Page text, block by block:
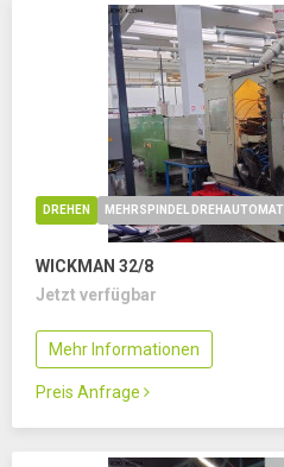
DREHEN MEHRSPINDEL DREHAUTOMAT
WICKMAN 32/8
Jetzt verfügbar
Mehr Informationen
Preis Anfrage